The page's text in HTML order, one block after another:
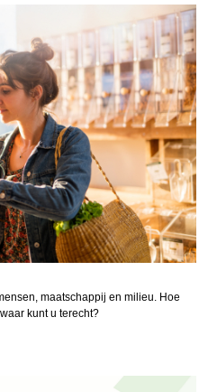
maatschappij en milieu. Hoe
kunt u terecht?